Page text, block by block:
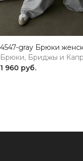
Брюки, Бриджы и
1 960 руб.